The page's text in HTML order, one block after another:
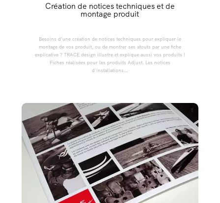
Création de notices techniques et de
montage produit
Besoins d'une création de notices techniques pour expliquer le
montage de vos produit, ou de montrer ses atouts par une fiche
explicative ? TRACE design illustre et explique aussi vos produits !
Fiches réalisées pour les produits Adjust. Les notices
d'installations...